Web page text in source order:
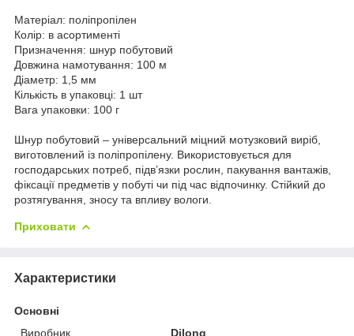
Матеріал: поліпропілен
Колір: в асортименті
Призначення: шнур побутовий
Довжина намотування: 100 м
Діаметр: 1,5 мм
Кількість в упаковці: 1 шт
Вага упаковки: 100 г
Шнур побутовий – універсальний міцний мотузковий виріб,
виготовлений із поліпропілену. Використовується для
господарських потреб, підв’язки рослин, пакування вантажів,
фіксації предметів у побуті чи під час відпочинку. Стійкий до
розтягування, зносу та впливу вологи.
Приховати
Характеристики
Основні
Виробник
Dilong